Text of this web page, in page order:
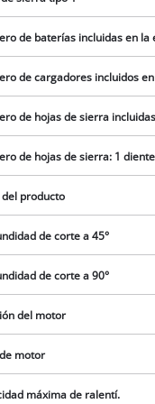
de baterías incluidas en la
de cargadores incluidos
de hojas de sierra
de hojas de sierra: 1 diente
del producto
de corte a 45°
de corte a 90°
del motor
motor
máxima de ralentí.